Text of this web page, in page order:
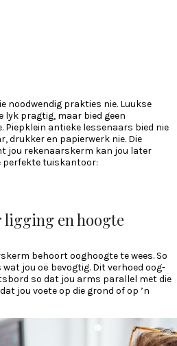
noodwendig prakties nie. Luukse
lyk pragtig, maar bied geen
Piepklein antieke lessenaars bied nie
drukker en papierwerk nie. Die
jou rekenaarskerm kan jou later
perfekte tuiskantoor:
ligging en hoogte
behoort ooghoogte te wees. So
jou oë bevogtig. Dit verhoed oog-
so dat jou arms parallel met die
jou voete op die grond of op ’n